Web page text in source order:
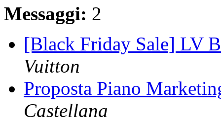
Messaggi: 2
[Black Friday Sale] LV
Vuitton
Proposta Piano
Castellana